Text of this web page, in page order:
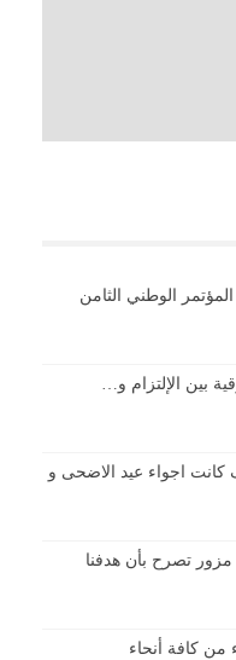
الوطني الثامن
بين الإلتزام و…
كانت اجواء عيد الاضحى و
مزور تصرح بأن هدفنا
من كافة أنحاء